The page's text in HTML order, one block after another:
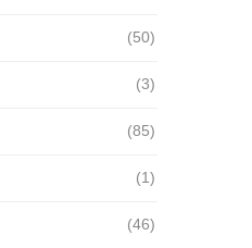
(50)
(3)
(85)
(1)
(46)